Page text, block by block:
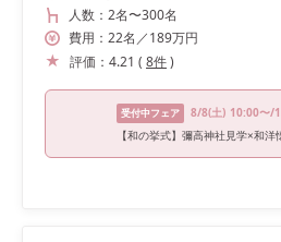
人数： 2名〜300名
費用： 22名 ／189万円
評価： 4.21 ( 8件)
受付中フェア 8/8(土) 10:00〜/
【和の挙式】彌高神社見学×和